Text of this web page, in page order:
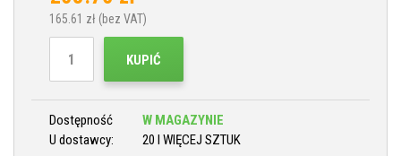
165.61 zł (bez VAT)
KUPIĆ
Dostępność
W MAGAZYNIE
U dostawcy:
20 I WIĘCEJ SZTUK